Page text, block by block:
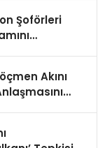
Şoförleri
Akını